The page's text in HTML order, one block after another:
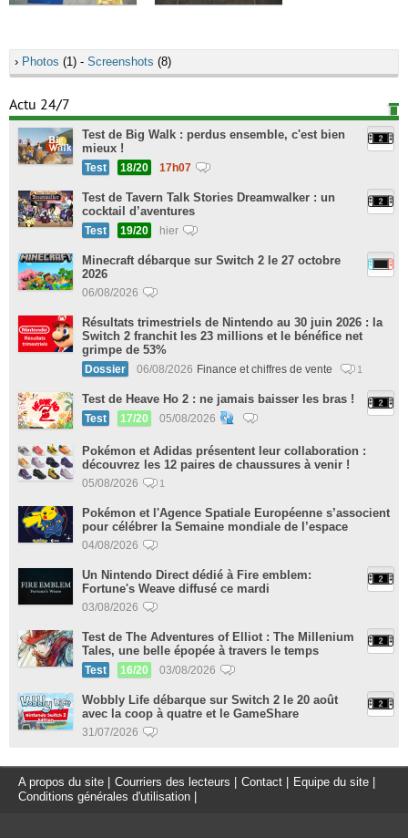
› Photos (1) - Screenshots (8)
Actu 24/7
Test de Big Walk : perdus ensemble, c'est bien
mieux !
Test 18/20 17h07
Test de Tavern Talk Stories Dreamwalker : un
cocktail d’aventures
Test 19/20 hier
Minecraft débarque sur Switch 2 le 27 octobre
2026
06/08/2026
Résultats trimestriels de Nintendo au 30 juin 2026 : la
Switch 2 franchit les 23 millions et le bénéfice net
grimpe de 53%
Dossier 06/08/2026 Finance et chiffres de vente 1
Test de Heave Ho 2 : ne jamais baisser les bras !
Test 17/20 05/08/2026
Pokémon et Adidas présentent leur collaboration :
découvrez les 12 paires de chaussures à venir !
05/08/2026 1
Pokémon et l'Agence Spatiale Européenne s’associent
pour célébrer la Semaine mondiale de l’espace
04/08/2026
Un Nintendo Direct dédié à Fire emblem:
Fortune's Weave diffusé ce mardi
03/08/2026
Test de The Adventures of Elliot : The Millenium
Tales, une belle épopée à travers le temps
Test 16/20 03/08/2026
Wobbly Life débarque sur Switch 2 le 20 août
avec la coop à quatre et le GameShare
31/07/2026
A propos du site Courriers des lecteurs Contact Equipe du site
Conditions générales d'utilisation